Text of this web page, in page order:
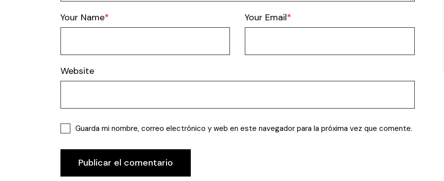
Your Name Your Email
Website
Guarda mi nombre, correo electrónico y web en este navegador para la próxima vez que comente.
Publicar el comentario